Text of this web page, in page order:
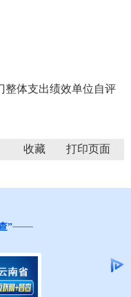
整体支出绩效单位自评
收藏
”